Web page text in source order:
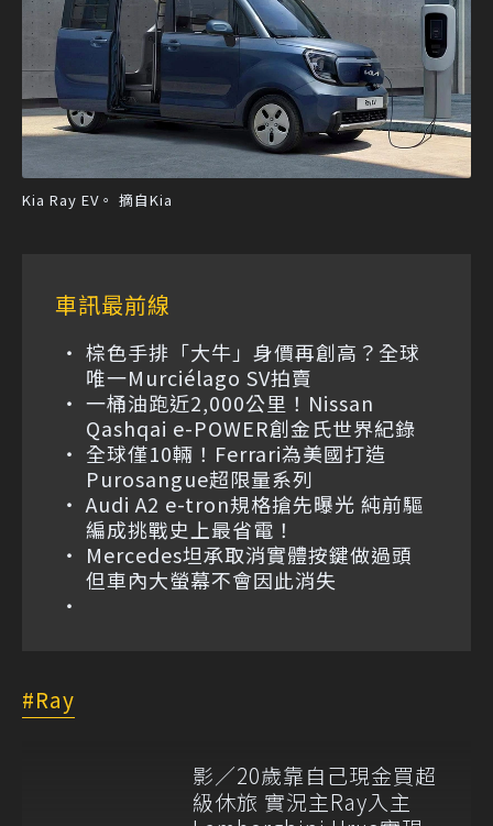
Kia Ray EV。 摘自Kia
車訊最前線
棕色手排「大牛」身價再創高？全球
唯一Murciélago SV拍賣
一桶油跑近2,000公里！Nissan
Qashqai e-POWER創金氏世界紀錄
全球僅10輛！Ferrari為美國打造
Purosangue超限量系列
Audi A2 e-tron規格搶先曝光 純前驅
編成挑戰史上最省電！
Mercedes坦承取消實體按鍵做過頭
但車內大螢幕不會因此消失
Ray
影／20歲靠自己現金買超
級休旅 實況主Ray入主